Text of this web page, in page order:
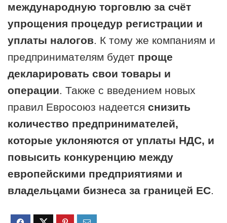
международную торговлю за счёт
упрощения процедур регистрации и
уплаты налогов. К тому же компаниям и
предпринимателям будет проще
декларировать свои товары и
операции. Также с введением новых
правил Евросоюз надеется снизить
количество предпринимателей,
которые уклоняются от уплаты НДС, и
повысить конкуренцию между
европейскими предприятиями и
владельцами бизнеса за границей ЕС.